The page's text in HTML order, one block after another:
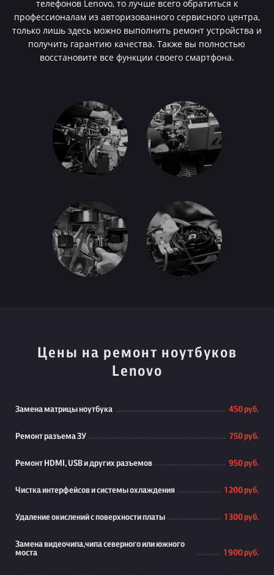
телефонов Lenovo, то лучше всего обратиться к
профессионалам из авторизованного сервисного центра,
только лишь здесь можно выполнить ремонт устройства и
получить гарантию качества. Также вы полностью
восстановите все функции своего смартфона.
Цены на ремонт ноутбуков
Lenovo
Замена матрицы ноутбука 450 руб.
Ремонт разъема ЗУ 750 руб.
Ремонт HDMI, USB и других разъемов 950 руб.
Чистка интерфейсов и системы охлаждения 1 200 руб.
Удаление окислений с поверхности платы 1 300 руб.
Замена видеочипа,чипа северного или южного
моста
1 900 руб.